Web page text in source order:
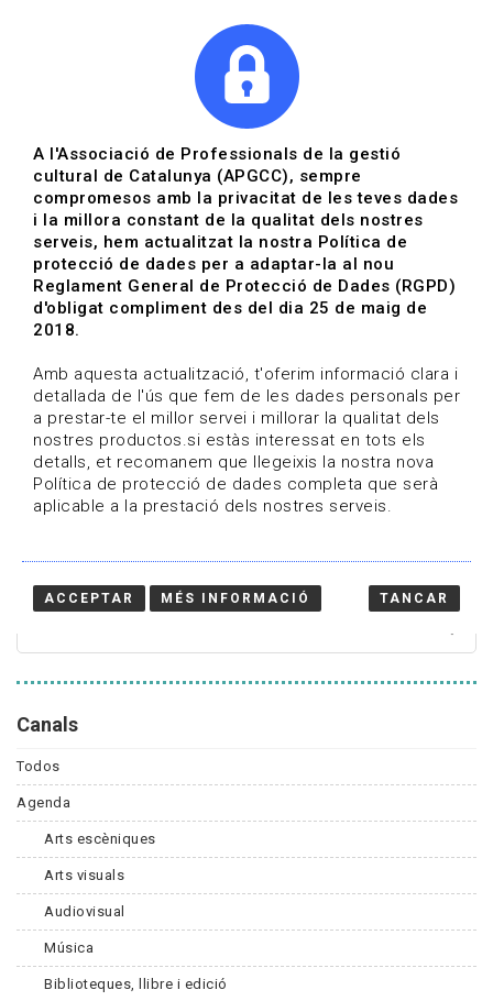
Actualitza't
Vols estar al dia?
HOME / BLOG
Estigues al dia
Convocatòries, activitats i notícies del sector de la
cultura.
Canals
Todos
Agenda
Arts escèniques
Arts visuals
Audiovisual
Música
Biblioteques, llibre i edició
A l'Associació de Professionals de la gestió
cultural de Catalunya (APGCC), sempre
compromesos amb la privacitat de les teves dades
i la millora constant de la qualitat dels nostres
serveis, hem actualitzat la nostra Política de
protecció de dades per a adaptar-la al nou
Reglament General de Protecció de Dades (RGPD)
d'obligat compliment des del dia 25 de maig de
2018.
Amb aquesta actualització, t'oferim informació clara i
detallada de l'ús que fem de les dades personals per
a prestar-te el millor servei i millorar la qualitat dels
nostres productos.si estàs interessat en tots els
detalls, et recomanem que llegeixis la nostra nova
Política de protecció de dades completa que serà
aplicable a la prestació dels nostres serveis.
ACCEPTAR MÉS INFORMACIÓ TANCAR